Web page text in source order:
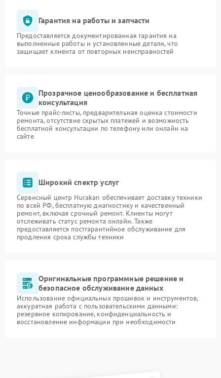
Гарантия на работы и запчасти
Предоставляется документированная гарантия на
выполненные работы и установленные детали, что
защищает клиента от повторных неисправностей
Прозрачное ценообразование и бесплатная
консультация
Точные прайс-листы, предварительная оценка стоимости
ремонта, отсутствие скрытых платежей и возможность
бесплатной консультации по телефону или онлайн на
сайте
Широкий спектр услуг
Сервисный центр Hurakan обеспечивает доставку техники
по всей РФ, бесплатную диагностику и качественный
ремонт, включая срочный ремонт. Клиенты могут
отслеживать статус ремонта онлайн. Также
предоставляется постгарантийное обслуживание для
продления срока службы техники
Оригинальные программные решение и
безопасное обслуживание данных
Использование официальных прошивок и инструментов,
аккуратная работа с пользовательскими данными:
резервное копирование, конфиденциальность и
восстановление информации при необходимости